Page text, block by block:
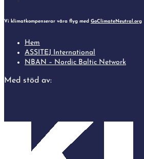
Vi klimatkompenserar våra flyg med GoClimateNeutral.org
Hem
ASSITEJ International
NBAN – Nordic Baltic Network
Med stöd av: